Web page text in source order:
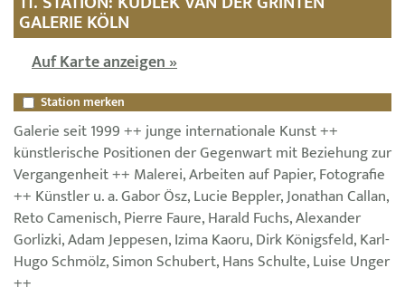
GALERIE KÖLN
Auf Karte anzeigen »
Station merken
Galerie seit 1999 ++ junge internationale Kunst ++
künstlerische Positionen der Gegenwart mit Beziehung zur
Vergangenheit ++ Malerei, Arbeiten auf Papier, Fotografie
++ Künstler u. a. Gabor Ösz, Lucie Beppler, Jonathan Callan,
Reto Camenisch, Pierre Faure, Harald Fuchs, Alexander
Gorlizki, Adam Jeppesen, Izima Kaoru, Dirk Königsfeld, Karl-
Hugo Schmölz, Simon Schubert, Hans Schulte, Luise Unger
++